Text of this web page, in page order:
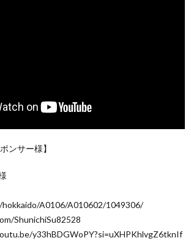
ンサー様】
A0106/A010602/1049306/
ShunichiSu82528
y33hBDGWoPY?si=uXHPKhlvgZ6tknIf